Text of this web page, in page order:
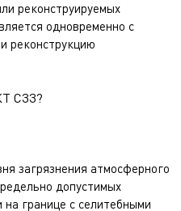
реконструируемых
одновременно с
реконструкцию
СЗЗ?
загрязнения атмосферного
допустимых
границе с селитебными